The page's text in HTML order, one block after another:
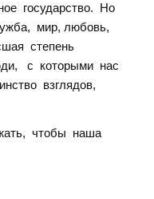
государство. Но
мир, любовь,
степень
с которыми нас
взглядов,
чтобы наша